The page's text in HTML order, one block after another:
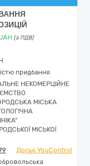
(з ПДВ)
придбання
НЕКОМЕРЦІЙНЕ
МІСЬКА
МІСЬКОЇ
Досьє YouControl